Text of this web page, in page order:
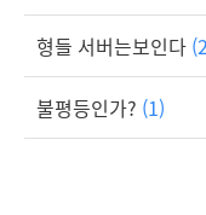
형들 서버는보인다
불평등인가? (1)